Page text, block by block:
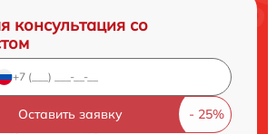
консультация со
Оставить заявку